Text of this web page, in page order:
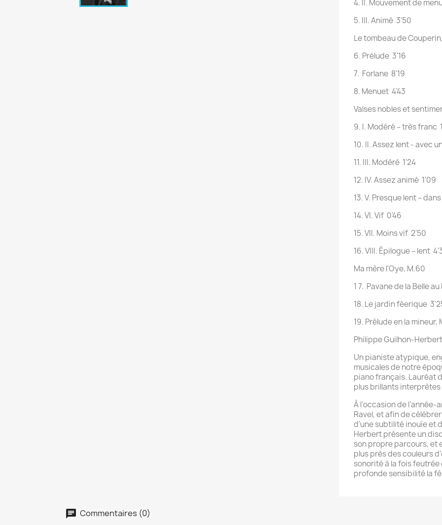
4. II. Mouvement de
5. III. Animé 3'50
Le tombeau de
6. Prélude 3'16
7. Forlane 8'19
8. Menuet 4'43
Valses nobles et
9. I. Modéré – très franc
10. II. Assez lent - avec
11. III. Modéré 1'24
12. IV. Assez animé 1'09
13. V. Presque lent –
14. VI. Vif 0'46
15. VII. Moins vif 2'50
16. VIII. Épilogue – lent
Ma mère l'Oye, M.60
1 7. Pavane de la Belle
18. Le jardin féerique
19. Prélude en la mineur,
Philippe Guilhon-
Un pianiste atypique,
musicales de notre
piano français. Lauréat
plus brillants
À l’occasion de
Ravel, et afin de
d’une subtilité inouïe et
Herbert présente un
son propre parcours, et
plus près des couleurs
sonorité à la fois
profonde sensibilité la
Commentaires (0)